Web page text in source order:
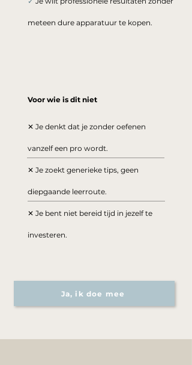
meteen dure apparatuur te kopen.
Voor wie is dit niet
✕ Je denkt dat je zonder oefenen
vanzelf een pro wordt.
✕ Je zoekt generieke tips, geen
diepgaande leerroute.
✕ Je bent niet bereid tijd in jezelf te
investeren.
Ja, ik doe mee